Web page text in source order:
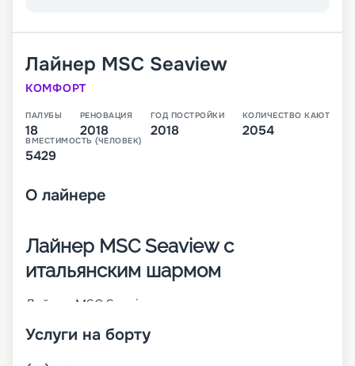
Лайнер MSC Seaview
КОМФОРТ
ПАЛУБЫ
18
РЕНОВАЦИЯ
2018
ГОД ПОСТРОЙКИ
2018
КОЛИЧЕСТВО КАЮТ
2054
ВМЕСТИМОСТЬ (ЧЕЛОВЕК)
5429
О лайнере
Лайнер MSC Seaview с
итальянским шармом
Лайнер MSC Seaview – это второе судно класса
крупнейшим итальянским судостроителем
Услуги на борту